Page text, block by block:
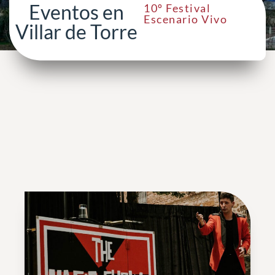
Eventos en
Villar de Torre
10º Festival
Escenario Vivo